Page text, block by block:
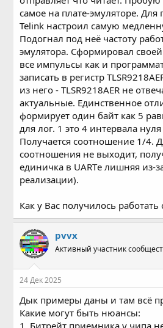
самое на плате-эмуляторе. Для
Telink настроил самую
Подогнал под неё частоту
эмулятора. Сформировал
все импульсы как и
записать в регистр
из него - TLSR9218AER не
актуальные. Единственное
формирует один байт как 5
для лог. 1 это 4 интервала
Получается соотношение 1/4.
соотношения не выходит,
единичка в UARTе лишняя из-
реализации).
Как у Вас получилось работать
pvvx
Активный участник
24 Дек 2025
Дык примеры даны и там всё
Какие могут быть нюансы:
1. Битрейт приемника у чипа